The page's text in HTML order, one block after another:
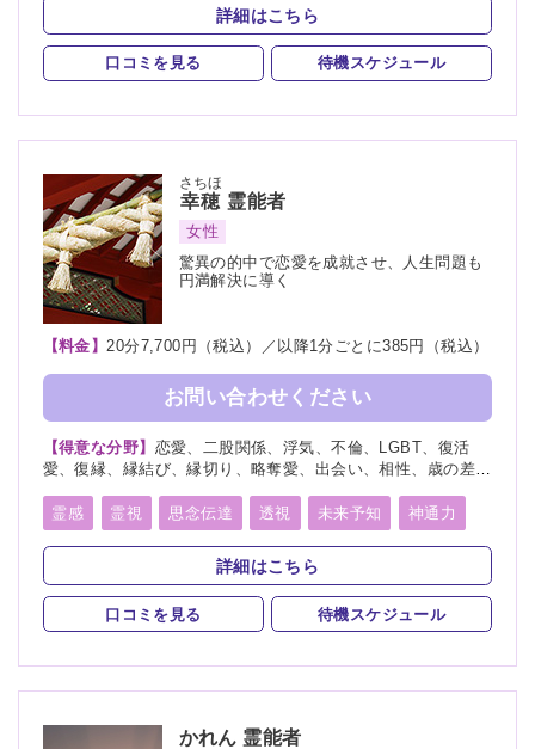
詳細はこちら
口コミを見る 待機スケジュール
幸穂
さちほ
霊能者
女性
驚異の的中で恋愛を成就させ、人生問題も
円満解決に導く
【料金】20分7,700円（税込）／以降1分ごとに385円（税込）
お問い合わせください
【得意な分野】 恋愛、二股関係、浮気、不倫、LGBT、復活
愛、復縁、縁結び、縁切り、略奪愛、出会い、相性、歳の差、
児、教育、介護、進路、学業、受験、就職、適職、仕事、転
職、経営、人間関係、健康、金運、引越し、開運、故人、生
霊、相手の気持ち、人探し、物探し
霊感 霊視 思念伝達 透視 未来予知 神通力
守護霊 縁結び 縁切り 除霊 祈願
詳細はこちら
口コミを見る 待機スケジュール
かれん 霊能者